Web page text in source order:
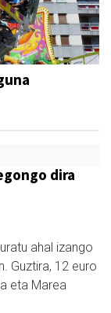
dira
ahal izango
Guztira, 12 euro
eta Marea